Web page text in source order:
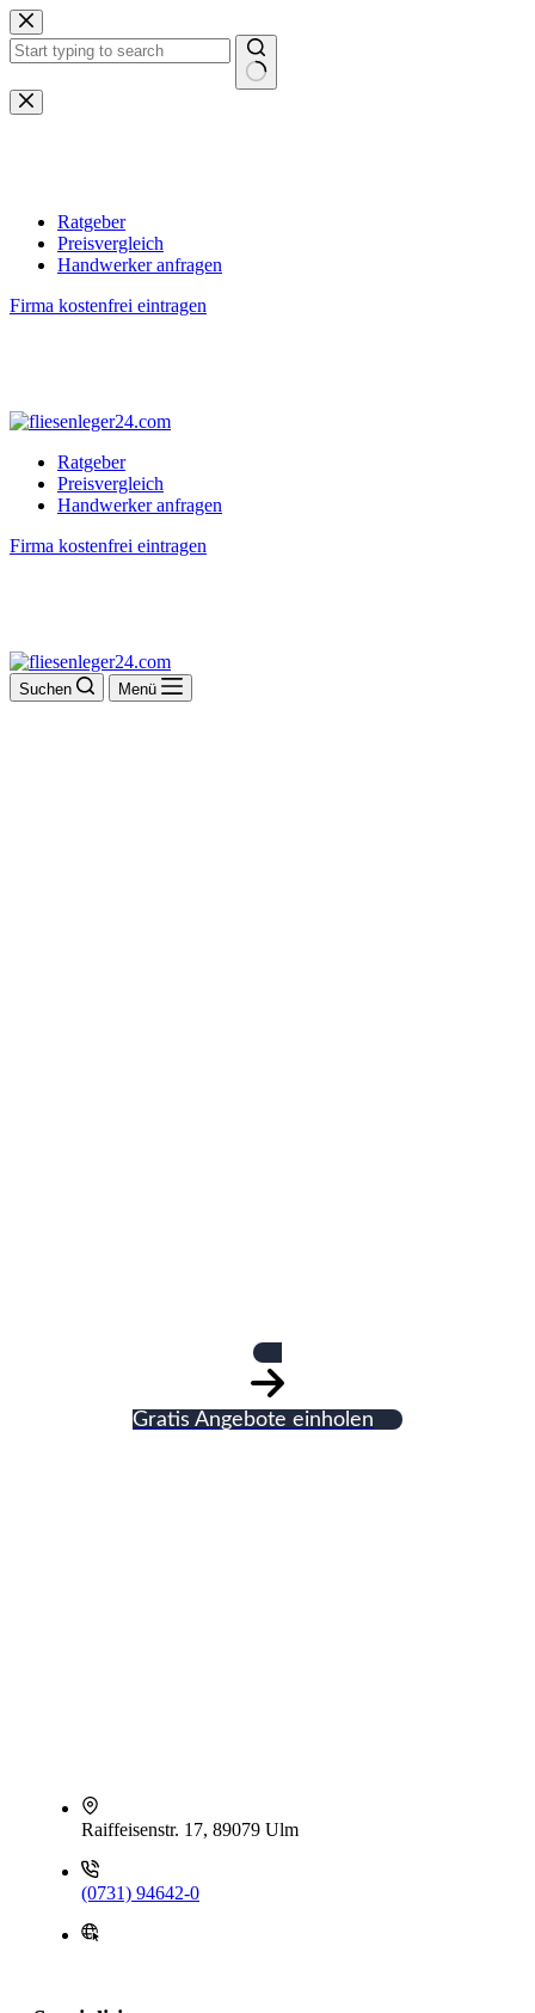
Zum
Inhalt
springen
Keine
Ergebnisse
Ratgeber
Preisvergleich
Handwerker anfragen
Firma kostenfrei eintragen
Ratgeber
Preisvergleich
Handwerker anfragen
Firma kostenfrei eintragen
Suchen Menü
Gratis Angebote einholen
Raiffeisenstr. 17, 89079 Ulm
(0731) 94642-0